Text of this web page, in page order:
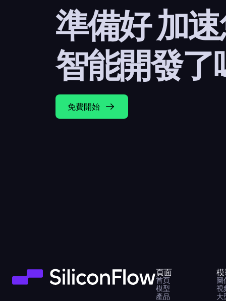
準備好 加
智能開發了
免費開始
頁面
首頁
模型
產品
圖
視
大